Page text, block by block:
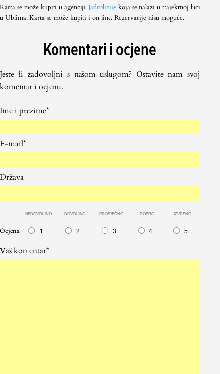
Karta se može kupiti u agenciji Jadrolinijekoja se nalazi u trajektnoj luci
u Ublima. Karta se može kupiti i on line. Rezervacije nisu moguće.
Komentari i ocjene
Jeste li zadovoljni s našom uslugom? Ostavite nam svoj
komentar i ocjenu.
Ime i prezime*
E-mail*
Država
NEDOVOLJNO DOVOLJNO PROSJEČNO DOBRO IZVRSNO
Ocjena 1 2 3 4 5
Vaš komentar*